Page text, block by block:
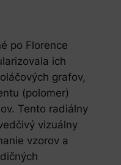
po Florence
ich
grafov,
(polomer)
Tento radiálny
vizuálny
vzorov a